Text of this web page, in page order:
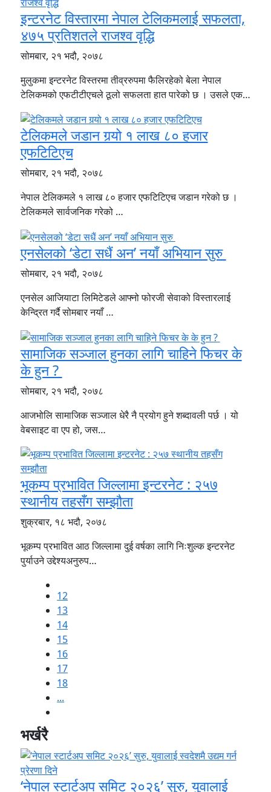
भर्खरै
‘नेपाल स्टार्टअप समिट २०२६’ सुरु, युवालाई
इन्टरनेट विस्तारमा नेपाल टेलिकमलाई सफलता,
४७५ प्रतिशतले राजश्व वृद्धि
सोमबार, २१ भदौ, २०७८
मुलुकमा इन्टरनेट विस्तरमा तीव्ररुपमा फैलिरहेको बेला नेपाल
टेलिकमको एफटीटीएचले ठूलो सफलता हात पारेको छ । उसले एक…
टेलिकमले जडान गर्‍यो १ लाख ८० हजार
एफटिटिएच
सोमबार, २१ भदौ, २०७८
नेपाल टेलिकमले १ लाख ८० हजार एफटिटिएच जडान गरेको छ ।
टेलिकमले सार्वजनिक गरेको …
एनसेलको ‘डेटा सधैं अन’ नयाँ अभियान सुरु
सोमबार, २१ भदौ, २०७८
एनसेल आजियाटा लिमिटेडले आफ्नो फोरजी सेवाको विस्तारलाई
केन्द्रित गर्दै सोमबार नयाँ …
सामाजिक सञ्जाल हुनका लागि चाहिने फिचर के
के हुन ?
सोमबार, २१ भदौ, २०७८
आजभोलि सामाजिक सञ्जाल धेरै नै प्रयोग हुने शब्दावली पर्छ । यो
वेबसाइट वा एप हो, जस…
भूकम्प प्रभावित जिल्लामा इन्टरनेट : २५७
स्थानीय तहसँग सम्झौता
शुक्रबार, १८ भदौ, २०७८
भूकम्प प्रभावित आठ जिल्लामा दुई वर्षका लागि निःशुल्क इन्टरनेट
पुर्याउने उद्देश्यअनुरुप…
12
13
14
15
16
17
18
...